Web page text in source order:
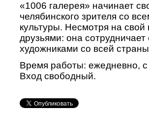
«1006 галерея» начинает
челябинского зрителя со
культуры. Несмотря на
друзьями: она
художниками со всей
Время работы: ежедневно,
Вход свободный.